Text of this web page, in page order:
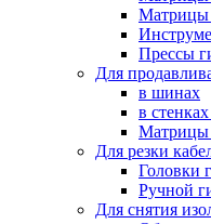
Матрицы
Прессы
Для
в шинах
в
Матрицы
Для резки
Головки
Ручной
Для снятия